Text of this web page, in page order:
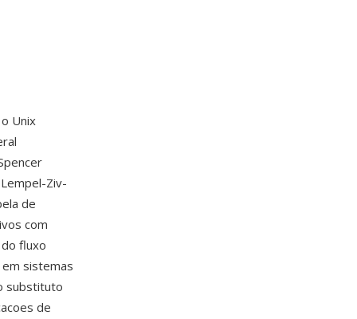
Unix
Ziv-
de
com
fluxo
sistemas
substituto
de